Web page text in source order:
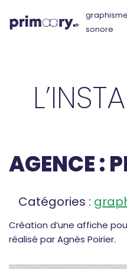
Aller
sonore
AGENCE :
Catégories :
Création d’une affiche
réalisé par Agnès Poirier.